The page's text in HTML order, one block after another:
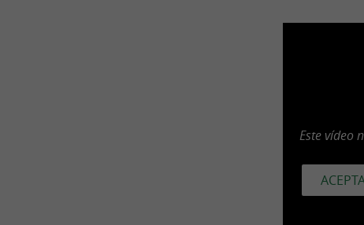
Este vídeo